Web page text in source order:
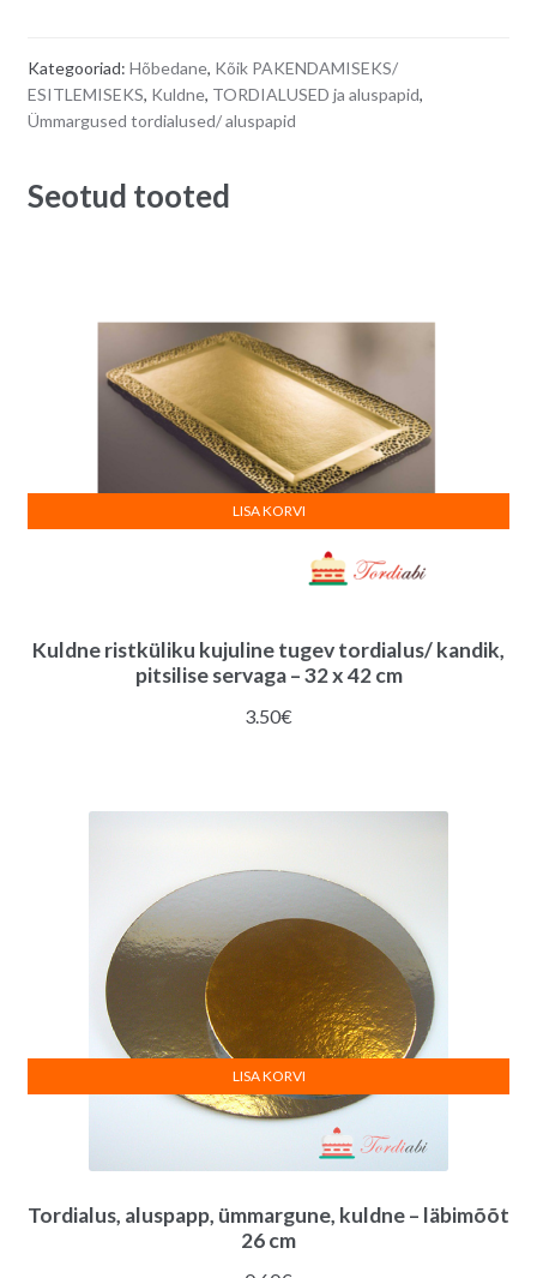
hõbedane
-
läbimõõt
cm
r
n
Kategooriad: Hõbedane, Kõik PAKENDAMISEKS/
ESITLEMISEKS, Kuldne, TORDIALUSED ja aluspapid,
Ümmargused tordialused/ aluspapid
Seotud tooted
Kuldne ristküliku kujuline tugev tordialus/ kandik,
pitsilise servaga – 32 x 42 cm
3.50€
LISA KORVI
Tordialus, aluspapp, ümmargune, kuldne – läbimõõt
26 cm
LISA KORVI